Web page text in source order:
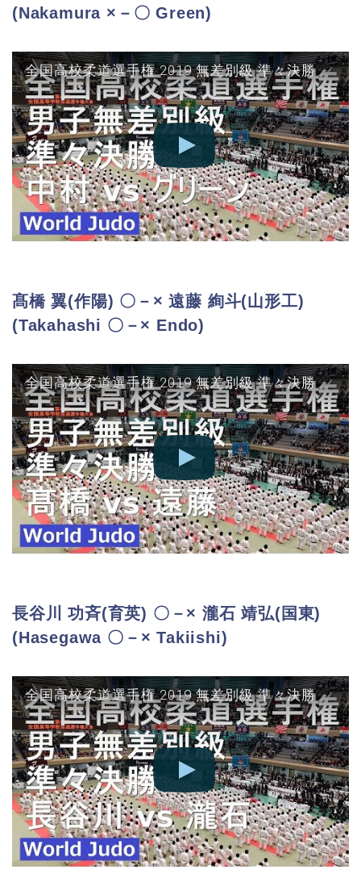
(Nakamura ×－〇 Green)
全国高校柔道選手権 2019 無差別級 準々決勝 中村 vs グリーン JUDO
髙橋 翼(作陽) 〇－× 遠藤 絢斗(山形工)
(Takahashi 〇－× Endo)
全国高校柔道選手権 2019 無差別級 準々決勝 髙橋 vs 遠藤 JUDO
長谷川 功斉(育英) 〇－× 瀧石 靖弘(国東)
(Hasegawa 〇－× Takiishi)
全国高校柔道選手権 2019 無差別級 準々決勝 長谷川 vs 瀧石 JUDO